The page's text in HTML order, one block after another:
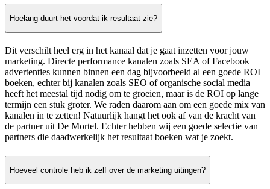
Hoelang duurt het voordat ik resultaat zie?
Dit verschilt heel erg in het kanaal dat je gaat inzetten voor jouw
marketing. Directe performance kanalen zoals SEA of Facebook
advertenties kunnen binnen een dag bijvoorbeeld al een goede ROI
boeken, echter bij kanalen zoals SEO of organische social media
heeft het meestal tijd nodig om te groeien, maar is de ROI op lange
termijn een stuk groter. We raden daarom aan om een goede mix van
kanalen in te zetten! Natuurlijk hangt het ook af van de kracht van
de partner uit De Mortel. Echter hebben wij een goede selectie van
partners die daadwerkelijk het resultaat boeken wat je zoekt.
Hoeveel controle heb ik zelf over de marketing uitingen?